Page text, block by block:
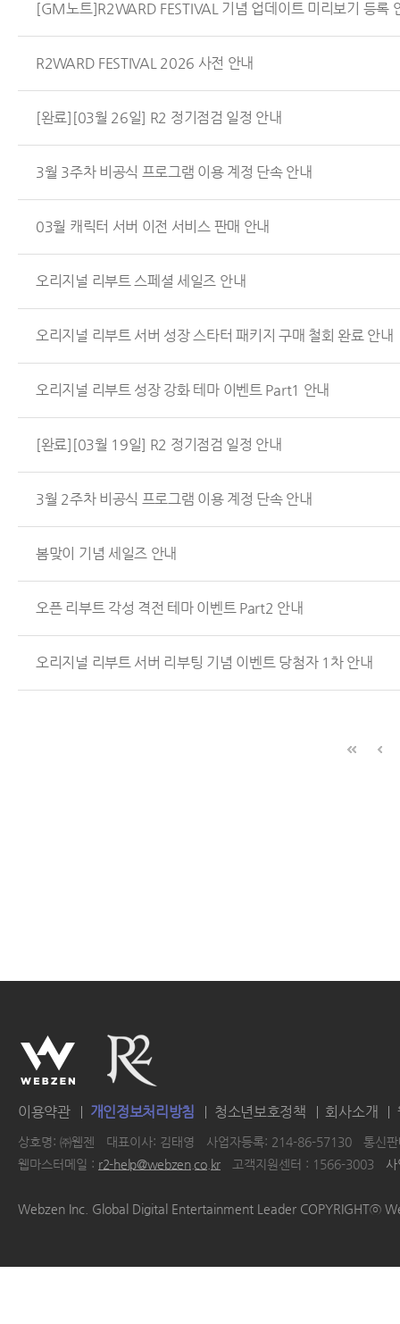
[GM노트]R2WARD FESTIVAL 기념 업데이트 미리보기 등록
R2WARD FESTIVAL 2026 사전 안내
[완료][03월 26일] R2 정기점검 일정 안내
3월 3주차 비공식 프로그램 이용 계정 단속 안내
03월 캐릭터 서버 이전 서비스 판매 안내
오리지널 리부트 스페셜 세일즈 안내
오리지널 리부트 서버 성장 스타터 패키지 구매 철회 완료 안내
오리지널 리부트 성장 강화 테마 이벤트 Part1 안내
[완료][03월 19일] R2 정기점검 일정 안내
3월 2주차 비공식 프로그램 이용 계정 단속 안내
봄맞이 기념 세일즈 안내
오픈 리부트 각성 격전 테마 이벤트 Part2 안내
오리지널 리부트 서버 리부팅 기념 이벤트 당첨자 1차 안내
이용약관 개인정보처리방침 청소년보호정책 회사소개
상호명: ㈜웹젠 대표이사: 김태영 사업자등록: 214-86-57130
통신
웹마스터메일 : r2-help@webzen.co.kr 고객지원센터 : 1566-3003
Webzen Inc. Global Digital Entertainment Leader COPYRIGHTⓒ